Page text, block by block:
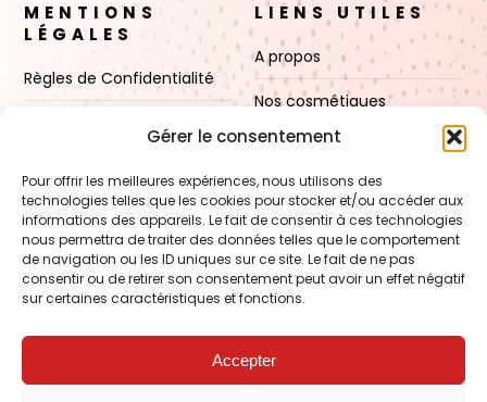
Gérer le consentement
Pour offrir les meilleures expériences, nous utilisons des
technologies telles que les cookies pour stocker et/ou accéder aux
informations des appareils. Le fait de consentir à ces technologies
nous permettra de traiter des données telles que le comportement
de navigation ou les ID uniques sur ce site. Le fait de ne pas
consentir ou de retirer son consentement peut avoir un effet négatif
sur certaines caractéristiques et fonctions.
Accepter
MENTIONS
LÉGALES
Règles de Confidentialité
Politique de cookies (UE)
LIENS UTILES
A propos
Nos cosmétiques
Nos cires
Boutique
Contact
FORMATION – Udef Academy